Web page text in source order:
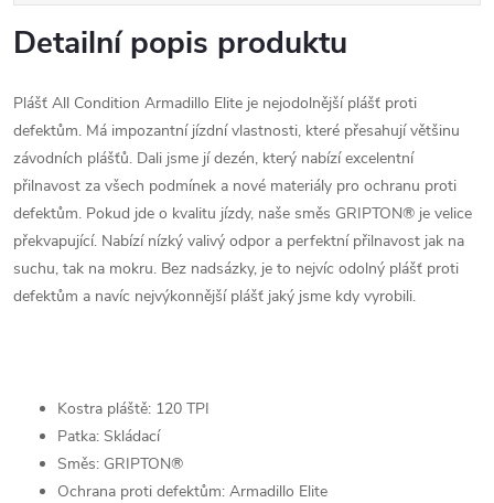
Detailní popis produktu
Plášť All Condition Armadillo Elite je nejodolnější plášť proti
defektům. Má impozantní jízdní vlastnosti, které přesahují většinu
závodních plášťů. Dali jsme jí dezén, který nabízí excelentní
přilnavost za všech podmínek a nové materiály pro ochranu proti
defektům. Pokud jde o kvalitu jízdy, naše směs GRIPTON® je velice
překvapující. Nabízí nízký valivý odpor a perfektní přilnavost jak na
suchu, tak na mokru. Bez nadsázky, je to nejvíc odolný plášť proti
defektům a navíc nejvýkonnější plášť jaký jsme kdy vyrobili.
Kostra pláště: 120 TPI
Patka: Skládací
Směs: GRIPTON®
Ochrana proti defektům: Armadillo Elite